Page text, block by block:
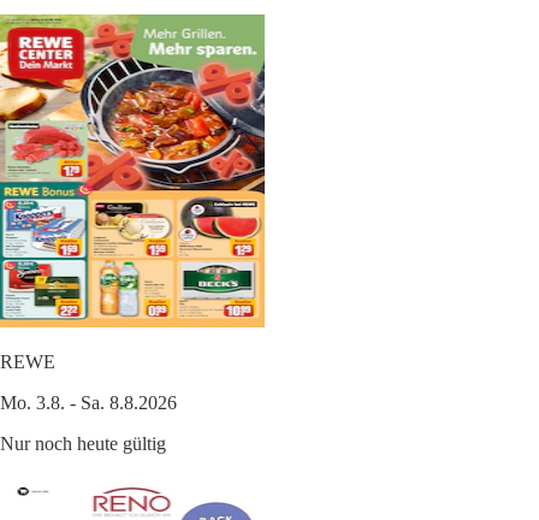
REWE
Mo. 3.8. - Sa. 8.8.2026
Nur noch heute gültig